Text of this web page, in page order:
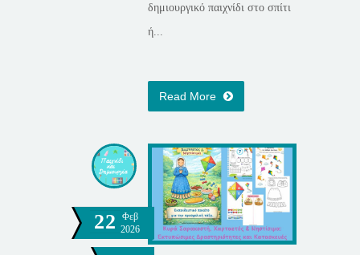
δημιουργικό παιχνίδι στο σπίτι
ή...
Read More
22
Φεβ
2026